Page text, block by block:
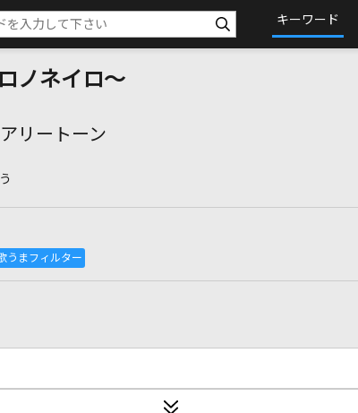
キーワード
ノネイロ～
リートーン